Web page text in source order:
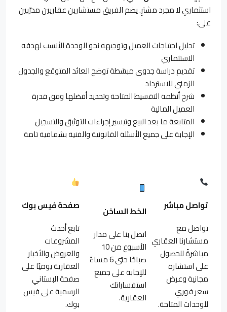
استثماري لا مجرد مشترٍ. يضم الفريق مستشارين عقاريين مدرّبين
على:
تحليل احتياجات العميل وتوجيهه نحو الوحدة الأنسب لهدفه
الاستثماري
تقديم دراسة جدوى مبسّطة توضح العائد المتوقع والجدول
الزمني للاسترداد
شرح أنظمة التقسيط المتاحة وتحديد أفضلها وفق قدرة
العميل المالية
المتابعة ما بعد البيع وتيسير إجراءات التوثيق والتسجيل
الإجابة على جميع الأسئلة القانونية والفنية بشفافية تامة
تواصل مباشر
تواصل مع
مستشارنا العقاري
مباشرةً للحصول
على استشارة
مجانية وعرض
سعر فوري
للوحدات المتاحة.
الخط الساخن
اتصل بنا على مدار
الأسبوع من 10
صباحًا حتى 6 مساءً
للإجابة على جميع
استفساراتك
العقارية.
صفحة فيس بوك
تابع أحدث
المشروعات
والعروض والأخبار
العقارية يوميًا على
صفحة البستاني
الرسمية على فيس
بوك.